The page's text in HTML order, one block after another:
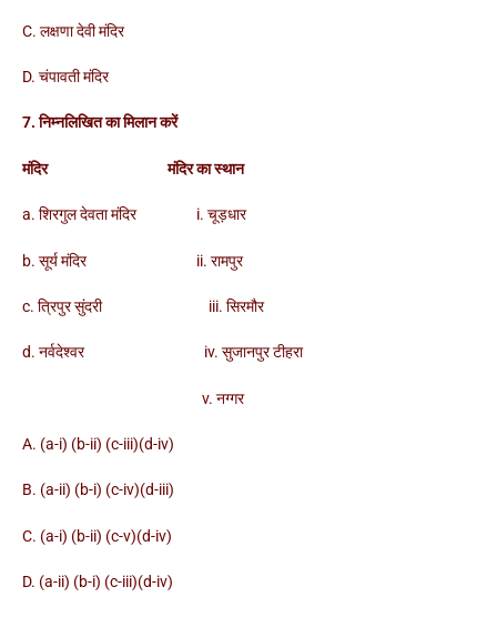
C. लक्षणा देवी मंदिर
D. चंपावती मंदिर
7. निम्नलिखित का मिलान करें
मंदिर मंदिर का स्थान
a. शिरगुल देवता मंदिर i. चूड़धार
b. सूर्य मंदिर ii. रामपुर
c. त्रिपुर सुंदरी iii. सिरमौर
d. नर्वदेश्वर iv. सुजानपुर टीहरा
v. नग्गर
A. (a-i) (b-ii) (c-iii)(d-iv)
B. (a-ii) (b-i) (c-iv)(d-iii)
C. (a-i) (b-ii) (c-v)(d-iv)
D. (a-ii) (b-i) (c-iii)(d-iv)